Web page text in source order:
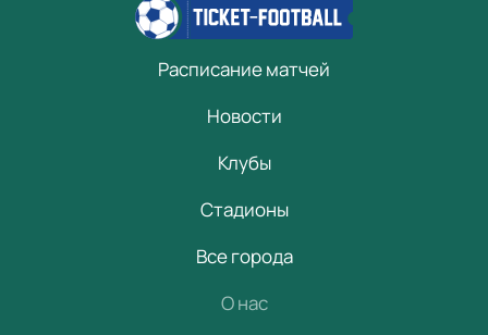
Расписание матчей
Новости
Клубы
Стадионы
Все города
О нас